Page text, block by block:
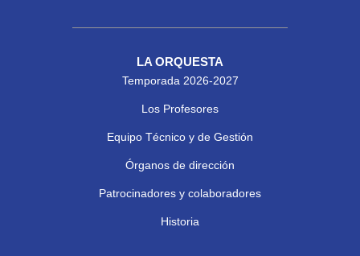
LA ORQUESTA
Temporada 2026-2027
Los Profesores
Equipo Técnico y de Gestión
Órganos de dirección
Patrocinadores y colaboradores
Historia